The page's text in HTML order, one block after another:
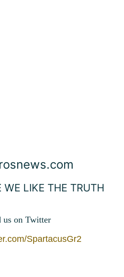
WE LIKE THE TRUTH
us on Twitter
SpartacusGr2